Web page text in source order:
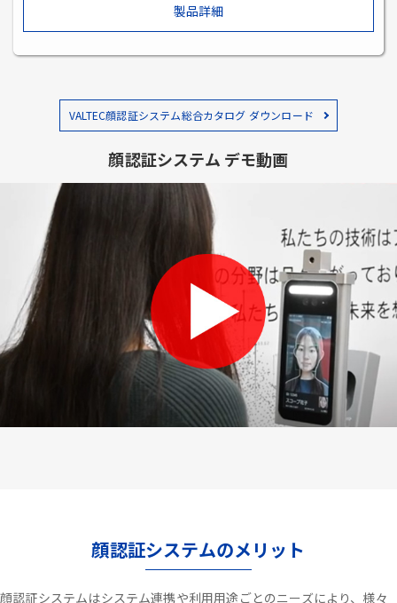
製品詳細
VALTEC顔認証システム総合カタログ ダウンロード
顔認証システム デモ動画
顔認証システムのメリット
顔認証システムはシステム連携や利用用途ごとのニーズにより、様々